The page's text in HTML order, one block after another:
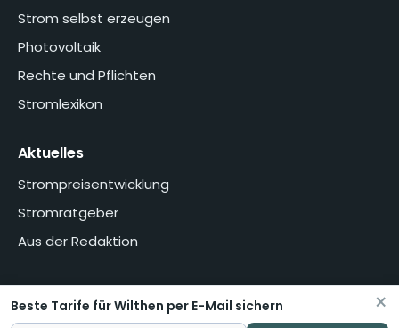
Strom selbst erzeugen
Photovoltaik
Rechte und Pflichten
Stromlexikon
Aktuelles
Strompreisentwicklung
Stromratgeber
Aus der Redaktion
HomeÜber unsMethodikPresseDatenschutzerklärung
×
Beste Tarife für Wilthen per E-Mail sichern